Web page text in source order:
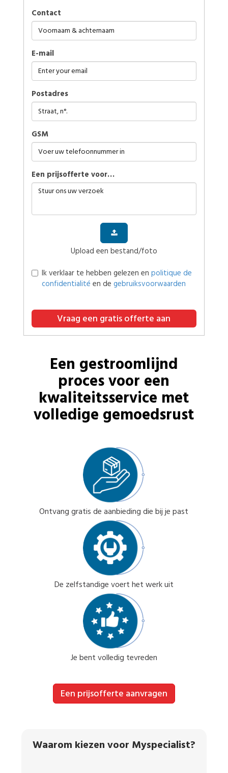
Contact
E-mail
Postadres
GSM
Een prijsofferte voor…
Upload een bestand/foto
Ik verklaar te hebben gelezen en politique de
confidentialité en de gebruiksvoorwaarden
Vraag een gratis offerte aan
Een gestroomlijnd
proces voor een
kwaliteitsservice met
volledige gemoedsrust
Ontvang gratis de aanbieding die bij je past
De zelfstandige voert het werk uit
Je bent volledig tevreden
Een prijsofferte aanvragen
Waarom kiezen voor Myspecialist?